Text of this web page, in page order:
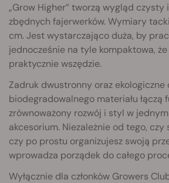
„Grow Higher” tworzą wygląd czysty
zbędnych fajerwerków. Wymiary
cm. Jest wystarczająco duża, by
jednocześnie na tyle kompaktowa,
praktycznie wszędzie.
Zadruk dwustronny oraz ekologiczne
biodegradowalnego materiału łączą
zrównoważony rozwój i styl w
akcesorium. Niezależnie od tego, czy
czy po prostu organizujesz swoją
wprowadza porządek do całego
Wyłącznie dla członków Growers